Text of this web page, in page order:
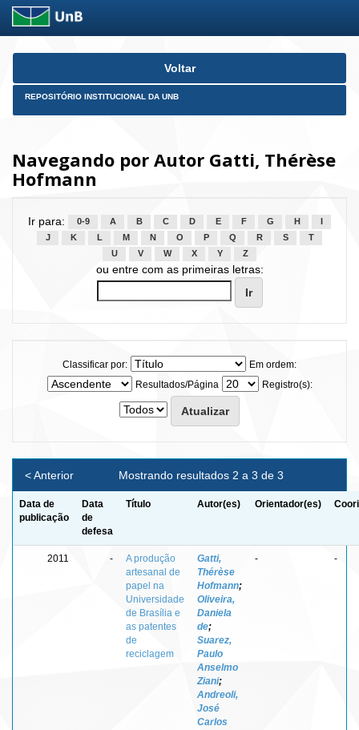
Skip
Voltar
REPOSITÓRIO INSTITUCIONAL DA UNB
Navegando por Autor Gatti, Thérèse
Hofmann
Ir para: 0-9 A B C D E F G H
J
K L M N O P Q R S
T
U
V W X Y Z
ou entre com as primeiras letras:
Classificar por:
Em ordem:
Resultados/Página
Registro(s):
Mostrando resultados 2 a 3 de 3
< Anterior
Data de
publicação
Data
de
defesa
Título Autor(es) Orientador(es)
2011 -
A produção
artesanal de
papel na
Universidade
de Brasília e
as patentes
de
reciclagem
Gatti,
Thérèse
Hofmann;
Oliveira,
Daniela
de;
Suarez,
Paulo
Anselmo
Ziani;
Andreoli,
José
Carlos
- -